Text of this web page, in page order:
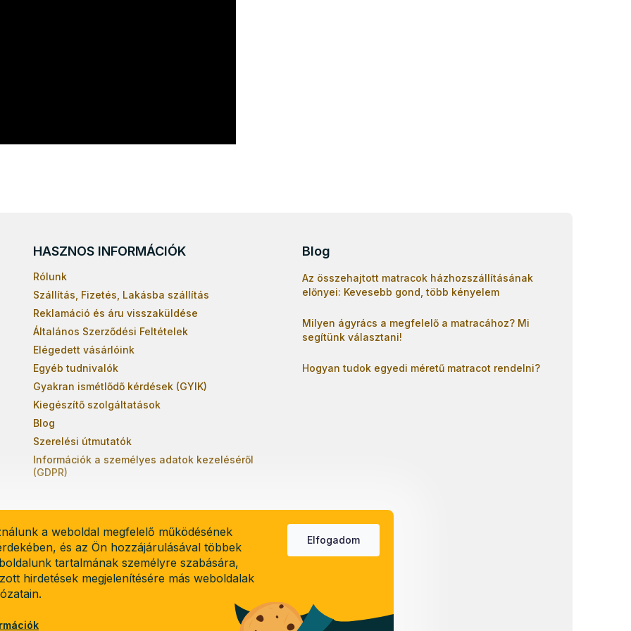
a weboldal megfelelő működésének
és az Ön hozzájárulásával többek
tartalmának személyre szabására,
hirdetések megjelenítésére más weboldalak
Elfogadom
HASZNOS INFORMÁCIÓK
Rólunk
Szállítás, Fizetés, Lakásba szállítás
Reklamáció és áru visszaküldése
Általános Szerződési Feltételek
Elégedett vásárlóink
Egyéb tudnivalók
Gyakran ismétlődő kérdések (GYIK)
Kiegészítő szolgáltatások
Blog
Szerelési útmutatók
Információk a személyes adatok kezeléséről
(GDPR)
Blog
Az összehajtott matracok házhozszállításának
előnyei: Kevesebb gond, több kényelem
Milyen ágyrács a megfelelő a matracához? Mi
segítünk választani!
Hogyan tudok egyedi méretű matracot rendelni?